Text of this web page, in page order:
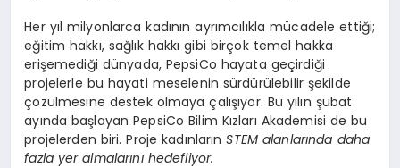
Her yıl milyonlarca kadının ayrımcılıkla mücadele ettiği;
eğitim hakkı, sağlık hakkı gibi birçok temel hakka
erişemediği dünyada, PepsiCo hayata geçirdiği
projelerle bu hayati meselenin sürdürülebilir şekilde
çözülmesine destek olmaya çalışıyor. Bu yılın şubat
ayında başlayan PepsiCo Bilim Kızları Akademisi de bu
projelerden biri. Proje kadınlarınSTEM alanlarında daha
fazla yer almalarını hedefliyor.